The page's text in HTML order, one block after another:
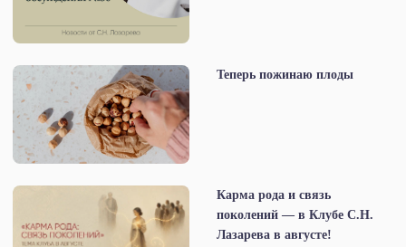
Теперь пожинаю плоды
Карма рода и связь
поколений — в Клубе С.Н.
Лазарева в августе!